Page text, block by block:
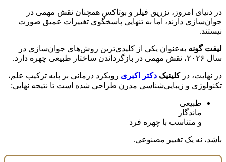
در دنیای امروز، تزریق فیلر و بوتاکس همچنان نقش مهمی در
جوان‌سازی دارند، اما به تنهایی پاسخگوی تغییرات عمیق صورت
نیستند.
لیفت گونه به‌عنوان یکی از کلیدی‌ترین روش‌های جوان‌سازی در
سال ۲۰۲۶، نقش مهمی در بازگرداندن ساختار طبیعی چهره دارد.
در نهایت، درکلینیک دکتر اکبری رویکرد درمانی بر پایه ترکیب علم،
تکنولوژی و زیبایی‌شناسی مدرن طراحی شده است تا نتیجه نهایی:
طبیعی
ماندگار
و متناسب با چهره فرد
باشد، نه یک تغییر مصنوعی.